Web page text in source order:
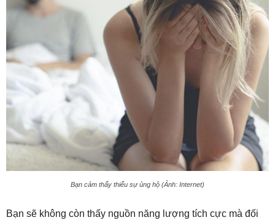
Bạn cảm thấy thiếu sự ủng hộ (Ảnh: Internet)
Bạn sẽ không còn thấy nguồn năng lượng tích cực mà đối